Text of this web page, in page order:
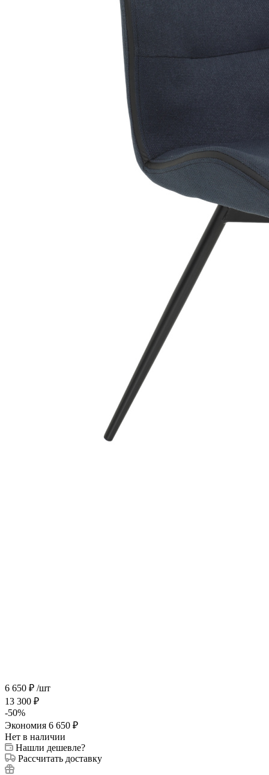
6 650 ₽ /шт
13 300 ₽
-50%
Экономия 6 650 ₽
Нет в наличии
Нашли дешевле?
Рассчитать доставку